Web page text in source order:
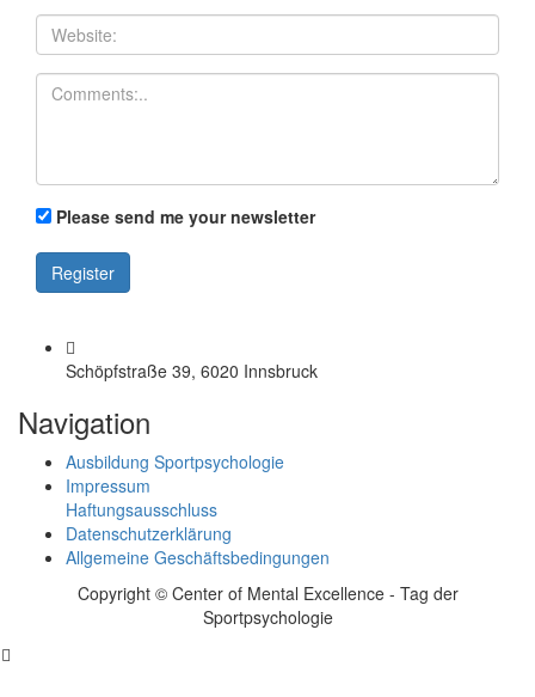
Please send me your newsletter
Schöpfstraße 39, 6020 Innsbruck
Navigation
Ausbildung Sportpsychologie
Impressum
Haftungsausschluss
Datenschutzerklärung
Allgemeine Geschäftsbedingungen
Copyright © Center of Mental Excellence - Tag der
Sportpsychologie